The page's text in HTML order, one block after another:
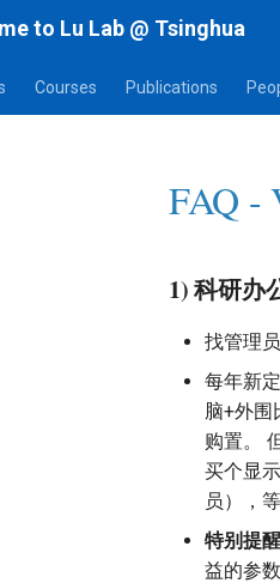
to Lu Lab @ Tsinghua
Courses Publications
FAQ -
1) 科研办
找管理
每年新
脑+外围
购置。
买个显
员），
特别提醒
益的参